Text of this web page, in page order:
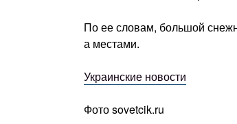
По ее словам, большой
а местами.
Украинские новости
Фото sovetcik.ru